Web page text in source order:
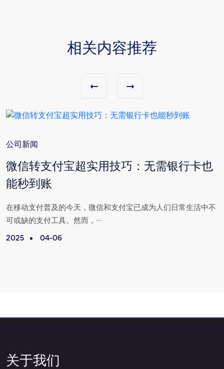
相关内容推荐
公司新闻
微信转支付宝超实用技巧：无需银行卡也
能秒到账
在移动支付普及的今天，微信和支付宝已成为人们日常生活中不
可或缺的支付工具。然而，···
2025 04-06
关于我们